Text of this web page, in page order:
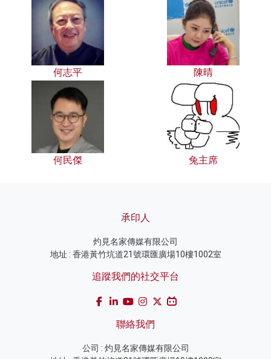
何志平 陳晴
何民傑 兔主席
承印人
灼見名家傳媒有限公司
地址 : 香港黃竹坑道21號環匯廣場10樓1002室
追蹤我們的社交平台
聯絡我們
公司 : 灼見名家傳媒有限公司